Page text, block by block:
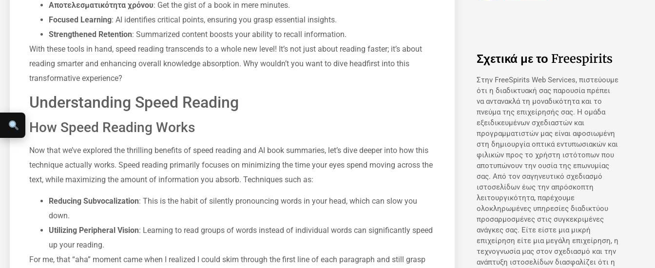
Αποτελεσματικότητα χρόνου: Get the gist of a book in mere minutes.
Focused Learning: AI identifies critical points, ensuring you grasp essential insights.
Strengthened Retention: Summarized content boosts your ability to recall information.
With these tools in hand, speed reading transcends to a whole new level! It’s not just about reading faster; it’s about
reading smarter and enhancing overall knowledge absorption. Why wouldn’t you want to dive headfirst into this
transformative experience?
Understanding Speed Reading
How Speed Reading Works
Now that we’ve explored the thrilling benefits of speed reading and AI book summaries, let’s dive deeper into how this
technique actually works. Speed reading primarily focuses on minimizing the time your eyes spend moving across the
text, while maximizing the amount of information you absorb. Techniques such as:
Reducing Subvocalization: This is the habit of silently pronouncing words in your head, which can slow you
down.
Utilizing Peripheral Vision: Learning to read groups of words instead of individual words can significantly speed
up your reading.
For me, that “aha” moment came when I realized I could skim through the first line of each paragraph and still grasp
Σχετικά με το Freespirits
Στην FreeSpirits Web Services, πιστεύουμε
ότι η διαδικτυακή σας παρουσία πρέπει
να αντανακλά τη μοναδικότητα και το
πνεύμα της επιχείρησής σας. Η ομάδα
εξειδικευμένων σχεδιαστών και
προγραμματιστών μας είναι αφοσιωμένη
στη δημιουργία οπτικά εντυπωσιακών και
φιλικών προς το χρήστη ιστότοπων που
αποτυπώνουν την ουσία της επωνυμίας
σας. Από τον σαγηνευτικό σχεδιασμό
ιστοσελίδων έως την απρόσκοπτη
λειτουργικότητα, παρέχουμε
ολοκληρωμένες υπηρεσίες διαδικτύου
προσαρμοσμένες στις συγκεκριμένες
ανάγκες σας. Είτε είστε μια μικρή
επιχείρηση είτε μια μεγάλη επιχείρηση, η
τεχνογνωσία μας στον σχεδιασμό και την
ανάπτυξη ιστοσελίδων διασφαλίζει ότι η